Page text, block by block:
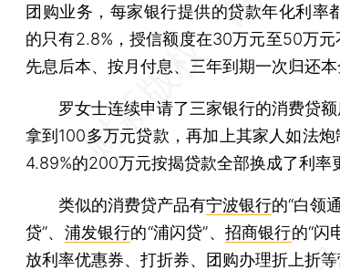
团购业务，每家银行提供的贷款年化利率
的只有2.8%，授信额度在30万元至50万
先息后本、按月付息、三年到期一次归还本
罗女士连续申请了三家银行的消费贷额
拿到100多万元贷款，再加上其家人如法
4.89%的200万元按揭贷款全部换成了利率
类似的消费贷产品有宁波银行的“白领通
贷”、 浦发银行的“浦闪贷”、 招商银行的“闪
放利率优惠券、打折券、团购办理折上折